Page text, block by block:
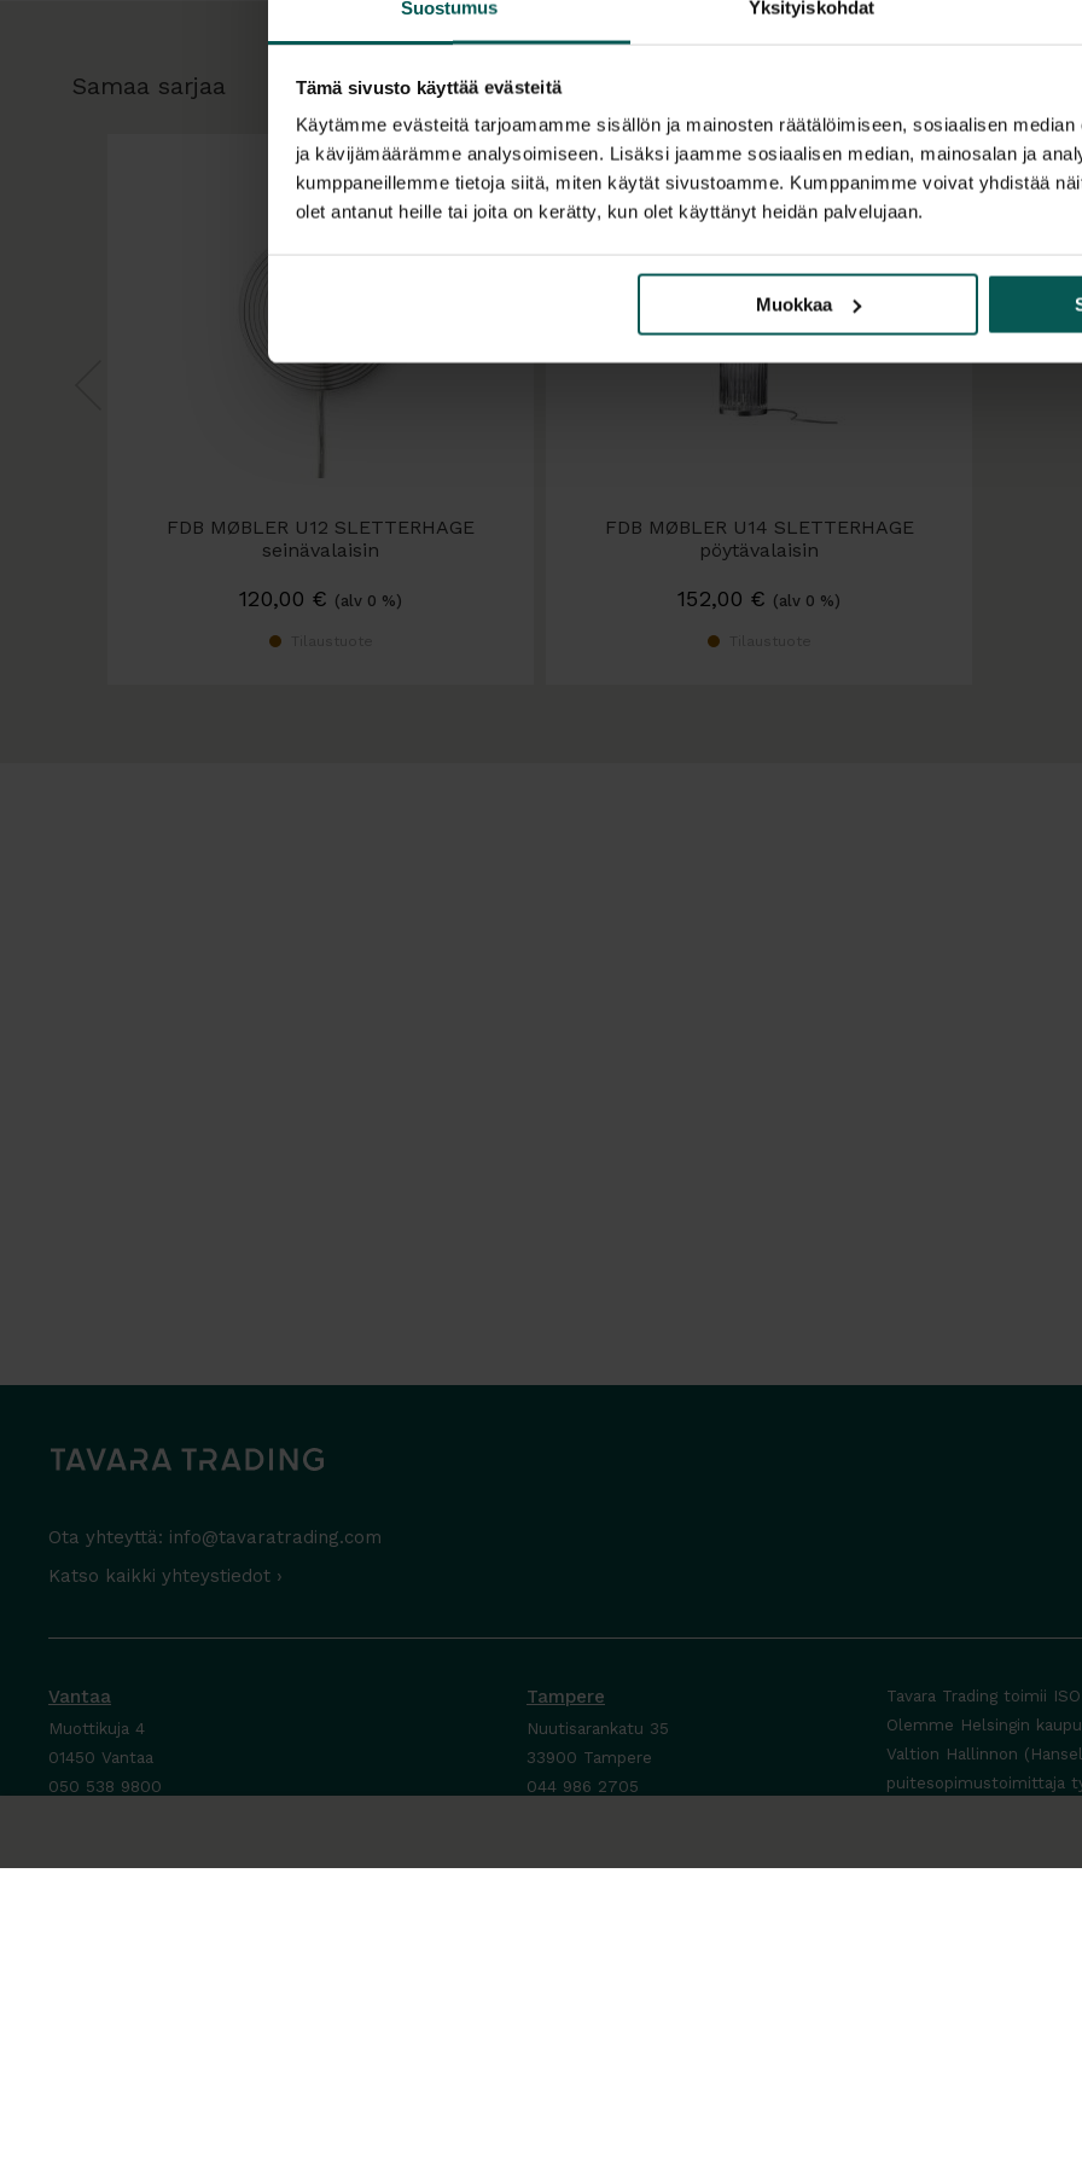
Suostumus Yksityiskohdat
Tämä sivusto käyttää evästeitä
Käytämme evästeitä tarjoamamme sisällön ja mainosten räätälöimiseen, sosiaalisen
ja kävijämäärämme analysoimiseen. Lisäksi jaamme sosiaalisen median, mainosalan ja
kumppaneillemme tietoja siitä, miten käytät sivustoamme. Kumppanimme voivat yhdistää
olet antanut heille tai joita on kerätty, kun olet käyttänyt heidän palvelujaan.
Muokkaa
kattokuppi.
Muunneltavuus
opaalilasi
Sletterhage-
Samaa sarjaa
FDB MØBLER U12 SLETTERHAGE
seinävalaisin
120,00 € (alv 0 %)
FDB MØBLER U14 SLETTERHAGE
pöytävalaisin
152,00 € (alv 0 %)
Ota yhteyttä: info@tavaratrading.com
Katso kaikki yhteystiedot ›
Vantaa
Muottikuja 4
01450 Vantaa
050 538 9800
Tampere
Nuutisarankatu 35
33900 Tampere
044 986 2705
Tavara Trading toimii
Olemme Helsingin
Valtion Hallinnon
puitesopimustoimittaja